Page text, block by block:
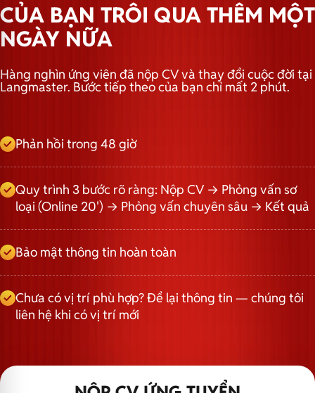
TRƯỞNG NHÓM HÀNH CHÍNH
CỦA BẠN TRÔI QUA THÊM MỘT
NGÀY NỮA
Hàng nghìn ứng viên đã nộp CV và thay đổi cuộc đời tại
Langmaster. Bước tiếp theo của bạn chỉ mất 2 phút.
Phản hồi trong 48 giờ
Quy trình 3 bước rõ ràng: Nộp CV → Phỏng vấn sơ
loại (Online 20') → Phỏng vấn chuyên sâu → Kết quả
Bảo mật thông tin hoàn toàn
Chưa có vị trí phù hợp? Để lại thông tin — chúng tôi
liên hệ khi có vị trí mới